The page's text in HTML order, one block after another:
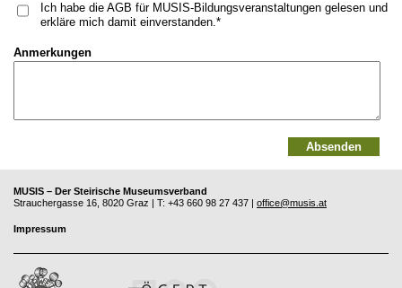
Ich habe die AGB für MUSIS-Bildungsveranstaltungen gelesen und
erkläre mich damit einverstanden.
Anmerkungen
MUSIS – Der Steirische Museumsverband
Strauchergasse 16, 8020 Graz | T: +43 660 98 27 437 | office@musis.at
Impressum